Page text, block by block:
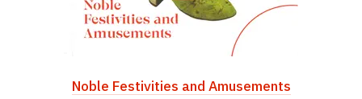
Noble Festivities and Amusements